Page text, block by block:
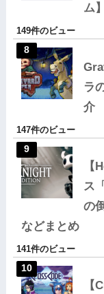
ム】
149件のビュー
ラ
介
147件のビュー
【
ス
の
などまとめ
141件のビュー
【